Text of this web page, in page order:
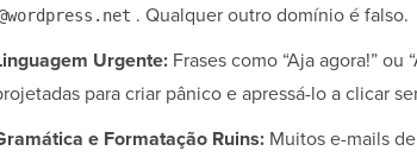
. Qualquer outro domínio é falso.
Urgente: Frases como “Aja agora!” ou
para criar pânico e apressá-lo a clicar
e Formatação Ruins: Muitos e-mails